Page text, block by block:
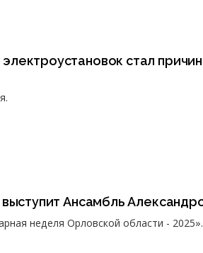
стал
Ансамбль
неделя Орловской области - 2025».